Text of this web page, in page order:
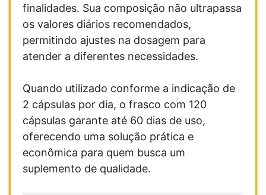
finalidades. Sua composição não ultrapassa
os valores diários recomendados,
permitindo ajustes na dosagem para
atender a diferentes necessidades.
Quando utilizado conforme a indicação de
2 cápsulas por dia, o frasco com 120
cápsulas garante até 60 dias de uso,
oferecendo uma solução prática e
econômica para quem busca um
suplemento de qualidade.